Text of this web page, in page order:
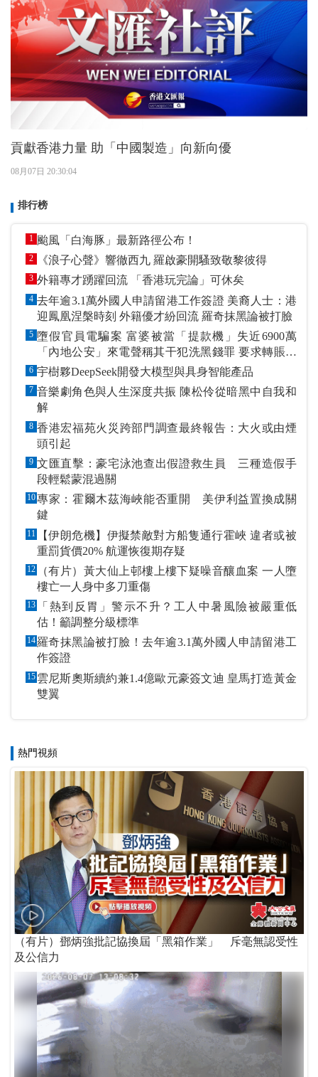
貢獻香港力量 助「中國製造」向新向優
08月07日 20:30:04
排行榜
1 颱風「白海豚」最新路徑公布！
2 《浪子心聲》響徹西九 羅啟豪開騷致敬黎彼得
3 外籍專才踴躍回流 「香港玩完論」可休矣
4 去年逾3.1萬外國人申請留港工作簽證 美裔人士：港
迎鳳凰涅槃時刻 外籍優才紛回流 羅奇抹黑論被打臉
5 墮假官員電騙案 富婆被當「提款機」失近6900萬
「內地公安」來電聲稱其干犯洗黑錢罪 要求轉賬到
指定戶口作「保證金」
6 宇樹夥DeepSeek開發大模型與具身智能產品
7 音樂劇角色與人生深度共振 陳松伶從暗黑中自我和
解
8 香港宏福苑火災跨部門調查最終報告：大火或由煙
頭引起
9 文匯直擊：豪宅泳池查出假證救生員 三種造假手
段輕鬆蒙混過關
10專家：霍爾木茲海峽能否重開 美伊利益置換成關
鍵
11
【伊朗危機】伊擬禁敵對方船隻通行霍峽 違者或被
重罰貨價20% 航運恢復期存疑
12
（有片）黃大仙上邨樓上樓下疑噪音釀血案 一人墮
樓亡一人身中多刀重傷
13
「熱到反胃」警示不升？工人中暑風險被嚴重低
估！籲調整分級標準
14羅奇抹黑論被打臉！去年逾3.1萬外國人申請留港工
作簽證
15 雲尼斯奧斯續約兼1.4億歐元豪簽文迪 皇馬打造黃金
雙翼
熱門視頻
（有片）鄧炳強批記協換屆「黑箱作業」 斥毫無認受性
及公信力